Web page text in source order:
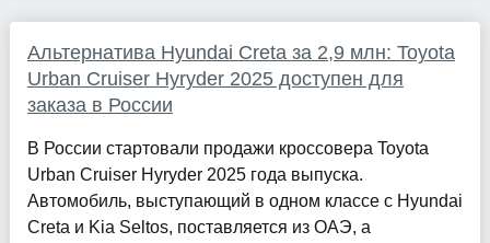
Альтернатива Hyundai Creta за 2,9 млн: Toyota
Urban Cruiser Hyryder 2025 доступен для
заказа в России
В России стартовали продажи кроссовера Toyota
Urban Cruiser Hyryder 2025 года выпуска.
Автомобиль, выступающий в одном классе с Hyundai
Creta и Kia Seltos, поставляется из ОАЭ, а